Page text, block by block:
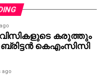
സി.പി.എം ജില്ലാ
അറസ്റ്റ്
വ്യാപകമായി
ഇതിന്റെ ഭാഗമായാണ്
നേരെ സ്റ്റീല്‍
വ്യക്തമാക്കുന്നു.
കരുത്തും
കെഎംസിസി
ago